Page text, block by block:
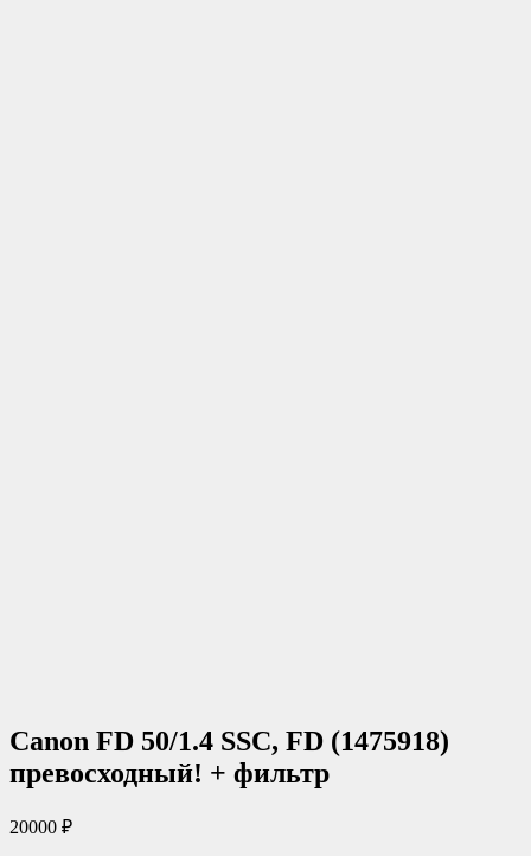
Canon FD 50/1.4 SSC, FD (1475918)
превосходный! + фильтр
20000 ₽